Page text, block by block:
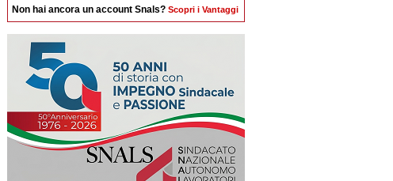
Non hai ancora un account Snals? Scopri i Vantaggi